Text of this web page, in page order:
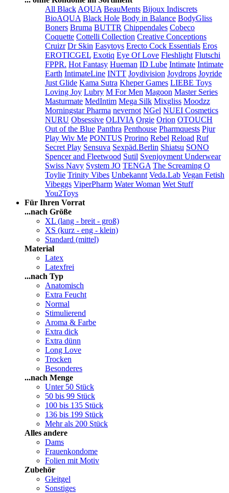
All Black AQUA BeauMents Bijoux Indiscrets
BioAQUA Black Hole Body in Balance BodyGliss
Boners Bruma BUTTR Chippendales Cobeco
Coquette Cottelli Collection Creative Conceptions
Cruizr Dr Skin Easytoys Erecto Cock Essentials Eros
EROTICGEL Exotiq Eye Of Love Fleshlight Flutschi
FPPR. Hot Fantasy Hueman ID Lube Intimate Intimate
Earth IntimateLine INTT Joydivision Joydrops Joyride
Just Glide Kama Sutra Kheper Games LIEBE Toys
Loving Joy Lubry M For Men Magoon Master Series
Masturmate MedIntim Mega Silk Mixgliss Moodzz
Morningstar Pharma nevernot NGel NUEI Cosmetics
NURU Obsessive OLIVIA Orgie Orion OTOUCH
Out of the Blue Panthra Penthouse Pharmquests Pjur
Play Wiv Me PONTUS Prorino Rebel Reload Ruf
Secret Play Sensuva Sexpäd.Berlin Shiatsu SONO
Spencer and Fleetwood Sutil Svenjoyment Underwear
Swiss Navy System JO TENGA The Screaming O
Toylie Trinity Vibes Unbekannt Veda.Lab Vegan Fetish
Vibeggs ViperPharm Water Woman Wet Stuff
You2Toys
Für Ihren Vorrat
...nach Größe
XL (lang - breit - groß)
XS (kurz - eng - klein)
Standard (mittel)
Material
Latex
Latexfrei
...nach Typ
Anatomisch
Extra Feucht
Normal
Stimulierend
Aroma & Farbe
Extra dick
Extra dünn
Long Love
Trocken
Besonderes
...nach Menge
Unter 50 Stück
50 bis 99 Stück
100 bis 135 Stück
136 bis 199 Stück
Mehr als 200 Stück
Alles andere
Dams
Frauenkondome
Folien mit Motiv
Zubehör
Gleitgel
Sonstiges